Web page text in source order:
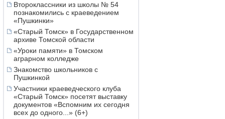
Второклассники из школы № 54
познакомились с краеведением
«Пушкинки»
«Старый Томск» в Государственном
архиве Томской области
«Уроки памяти» в Томском
аграрном колледже
Знакомство школьников с
Пушкинкой
Участники краеведческого клуба
«Старый Томск» посетят выставку
документов «Вспомним их сегодня
всех до одного...» (6+)